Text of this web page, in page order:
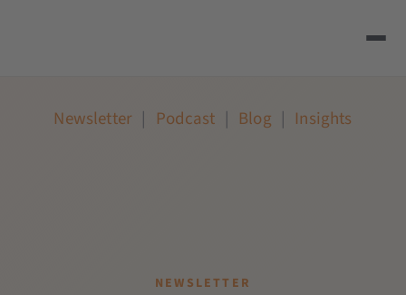
Newsletter | Podcast | Blog | Insights
NEWSLETTER